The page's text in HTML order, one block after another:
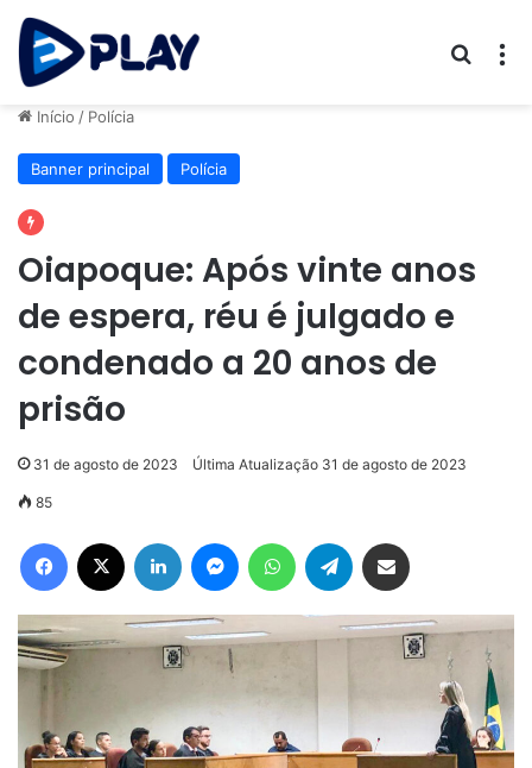
Início / Polícia
Banner principal Polícia
Oiapoque: Após vinte anos
de espera, réu é julgado e
condenado a 20 anos de
prisão
31 de agosto de 2023 Última Atualização 31 de agosto de 2023
85
Facebook Linkedin MessengerWhatsAppTelegram